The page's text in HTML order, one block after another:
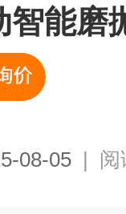
智能磨
08-05 | 阅